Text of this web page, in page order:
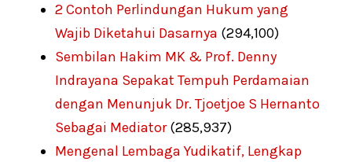
2 Contoh Perlindungan Hukum yang
Wajib Diketahui Dasarnya (294,100)
Sembilan Hakim MK & Prof. Denny
Indrayana Sepakat Tempuh Perdamaian
dengan Menunjuk Dr. Tjoetjoe S Hernanto
Sebagai Mediator (285,937)
Mengenal Lembaga Yudikatif, Lengkap